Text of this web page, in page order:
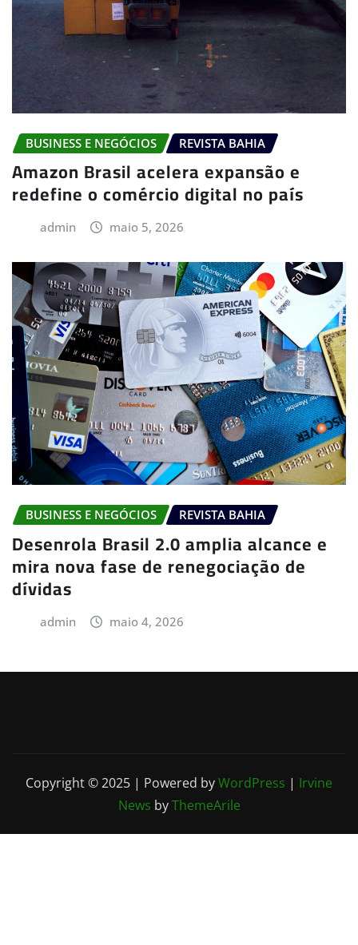
BUSINESS E NEGÓCIOS REVISTA BAHIA
Amazon Brasil acelera expansão e
redefine o comércio digital no país
admin maio 5, 2026
BUSINESS E NEGÓCIOS REVISTA BAHIA
Desenrola Brasil 2.0 amplia alcance e
mira nova fase de renegociação de
dívidas
admin maio 4, 2026
Copyright © 2025 | Powered byWordPress | Irvine
News byThemeArile